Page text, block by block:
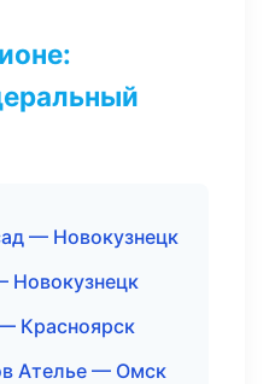
— Новокузнецк
Новокузнецк
Красноярск
Ателье — Омск